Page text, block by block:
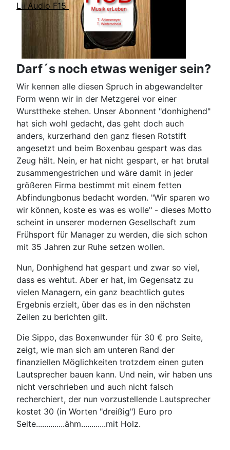
Lii Audio F15
Darf´s noch etwas weniger sein?
Wir kennen alle diesen Spruch in abgewandelter
Form wenn wir in der Metzgerei vor einer
Wursttheke stehen. Unser Abonnent "donhighend"
hat sich wohl gedacht, das geht doch auch
anders, kurzerhand den ganz fiesen Rotstift
angesetzt und beim Boxenbau gespart was das
Zeug hält. Nein, er hat nicht gespart, er hat brutal
zusammengestrichen und wäre damit in jeder
größeren Firma bestimmt mit einem fetten
Abfindungbonus bedacht worden. "Wir sparen wo
wir können, koste es was es wolle" - dieses Motto
scheint in unserer modernen Gesellschaft zum
Frühsport für Manager zu werden, die sich schon
mit 35 Jahren zur Ruhe setzen wollen.
Nun, Donhighend hat gespart und zwar so viel,
dass es wehtut. Aber er hat, im Gegensatz zu
vielen Managern, ein ganz beachtlich gutes
Ergebnis erzielt, über das es in den nächsten
Zeilen zu berichten gilt.
Die Sippo, das Boxenwunder für 30 € pro Seite,
zeigt, wie man sich am unteren Rand der
finanziellen Möglichkeiten trotzdem einen guten
Lautsprecher bauen kann. Und nein, wir haben uns
nicht verschrieben und auch nicht falsch
recherchiert, der nun vorzustellende Lautsprecher
kostet 30 (in Worten "dreißig") Euro pro
Seite..............ähm............mit Holz.